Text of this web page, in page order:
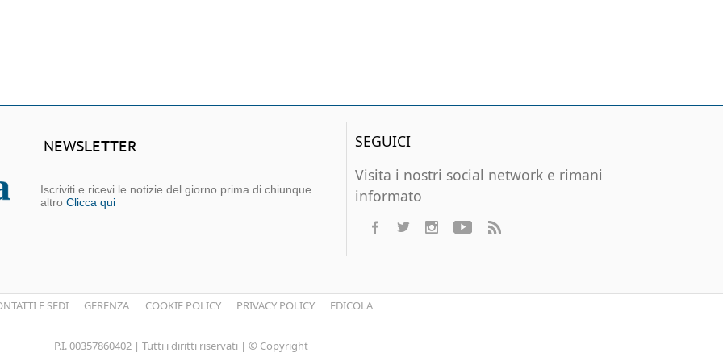
NEWSLETTER
Iscriviti e ricevi le notizie del giorno prima di chiunque
altro Clicca qui
SEGUICI
Visita i nostri social network e rimani
informato
E SEDI GERENZA COOKIE POLICY PRIVACY POLICY EDICOLA
P.I. 00357860402 | Tutti i diritti riservati | © Copyright